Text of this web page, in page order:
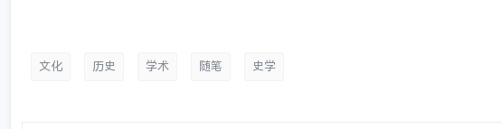
文化 历史 学术 随笔 史学